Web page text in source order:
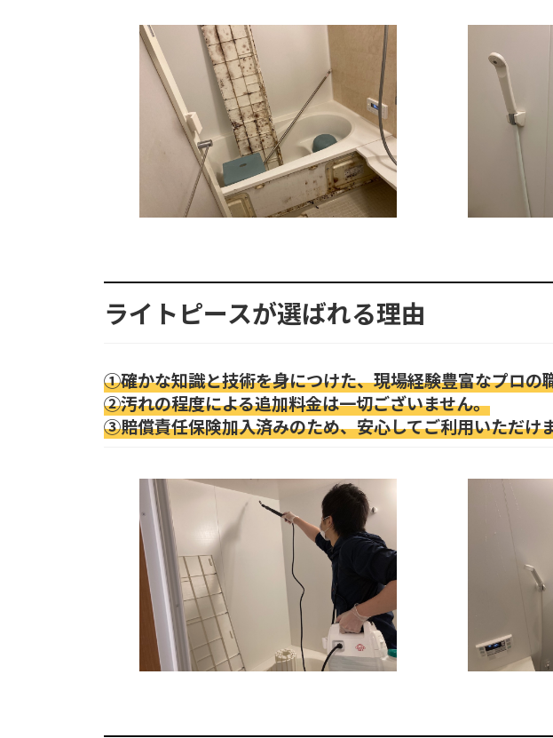
ライトピースが選ばれる理由
①確かな知識と技術を身につけた、現場経験豊富なプロの
②汚れの程度による追加料金は一切ございません。
③賠償責任保険加入済みのため、安心してご利用いただけ